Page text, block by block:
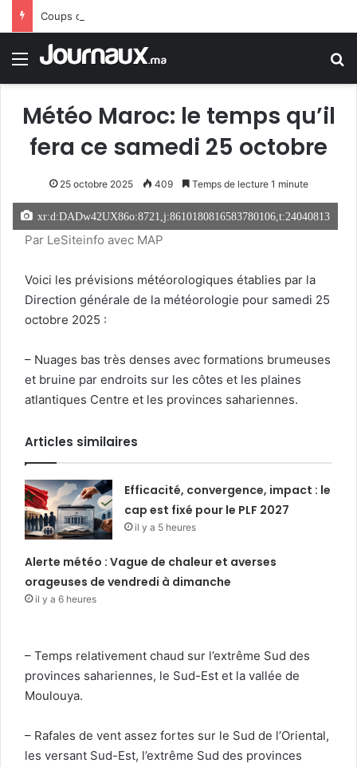
Menu
Météo Maroc: le temps qu’il
fera ce samedi 25 octobre
25 octobre 2025 409 Temps de lecture 1 minute
xr:d:DADw42UX86o:8721,j:8610180816583780106,t:24040813
Par LeSiteinfo avec MAP
Voici les prévisions météorologiques établies par la
Direction générale de la météorologie pour samedi 25
octobre 2025 :
– Nuages bas très denses avec formations brumeuses
et bruine par endroits sur les côtes et les plaines
atlantiques Centre et les provinces sahariennes.
Articles similaires
Efficacité, convergence, impact : le
cap est fixé pour le PLF 2027
il y a 5 heures
Alerte météo : Vague de chaleur et averses
orageuses de vendredi à dimanche
il y a 6 heures
– Temps relativement chaud sur l’extrême Sud des
provinces sahariennes, le Sud-Est et la vallée de
Moulouya.
– Rafales de vent assez fortes sur le Sud de l’Oriental,
les versant Sud-Est, l’extrême Sud des provinces